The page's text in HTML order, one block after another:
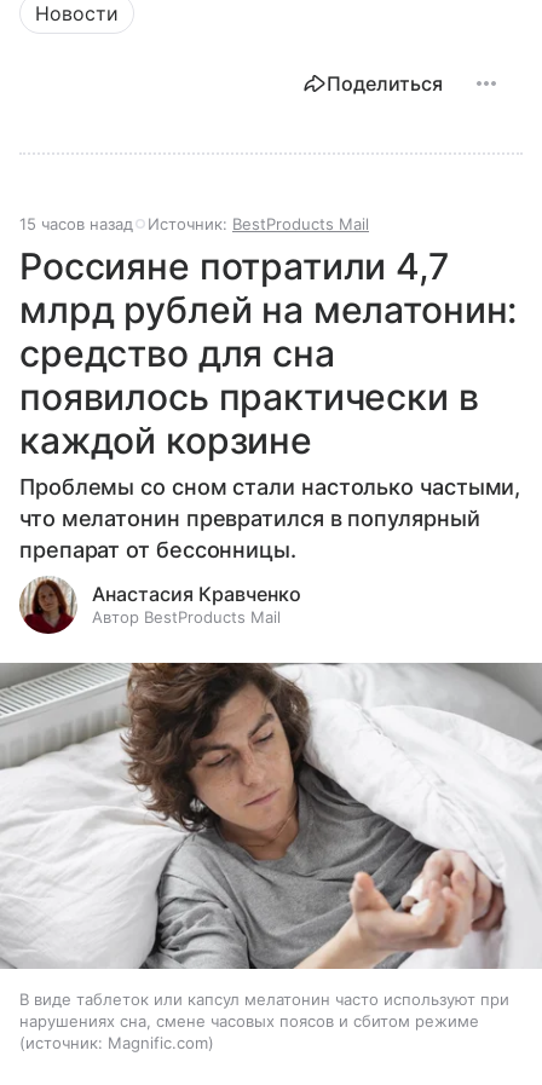
Новости
Поделиться
15 часов назад Источник: BestProducts Mail
Россияне потратили 4,7
млрд рублей на мелатонин:
средство для сна
появилось практически в
каждой корзине
Проблемы со сном стали настолько частыми,
что мелатонин превратился в популярный
препарат от бессонницы.
Анастасия Кравченко
Автор BestProducts Mail
В виде таблеток или капсул мелатонин часто используют при
нарушениях сна, смене часовых поясов и сбитом режиме
источник: Magnific.com